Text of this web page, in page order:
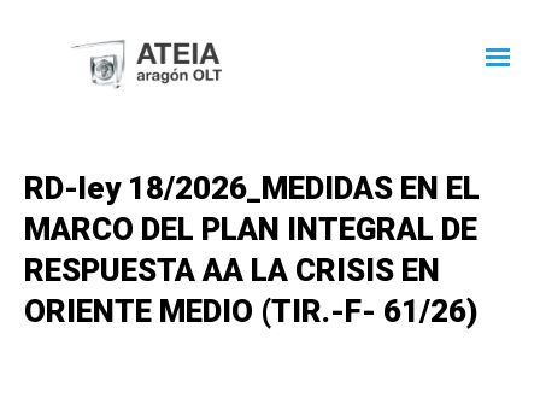
RD-ley 18/2026_MEDIDAS EN EL
MARCO DEL PLAN INTEGRAL DE
RESPUESTA AA LA CRISIS EN
ORIENTE MEDIO (TIR.-F- 61/26)